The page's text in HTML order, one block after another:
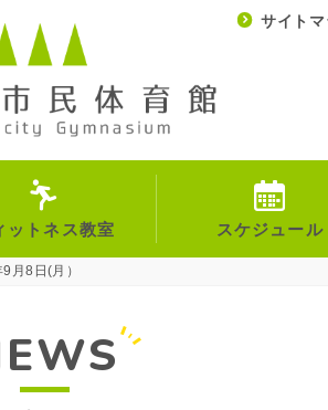
サイト
ットネス教室 スケジュール
月8日(月）